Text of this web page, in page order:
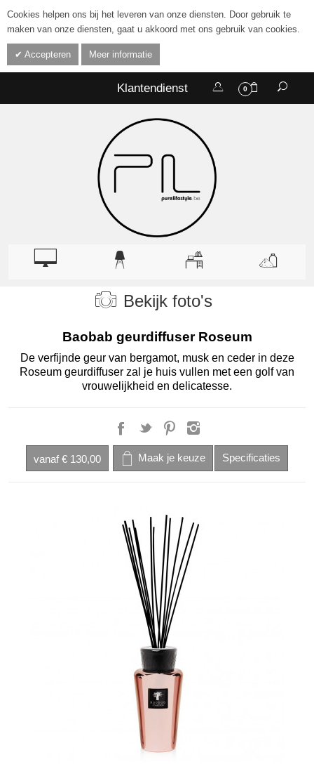
Cookies helpen ons bij het leveren van onze diensten. Door gebruik te
maken van onze diensten, gaat u akkoord met ons gebruik van cookies.
Accepteren Meer informatie
0
Klantendienst
Bekijk foto's
Baobab geurdiffuser Roseum
De verfijnde geur van bergamot, musk en ceder in deze
Roseum geurdiffuser zal je huis vullen met een golf van
vrouwelijkheid en delicatesse.
vanaf € 130,00